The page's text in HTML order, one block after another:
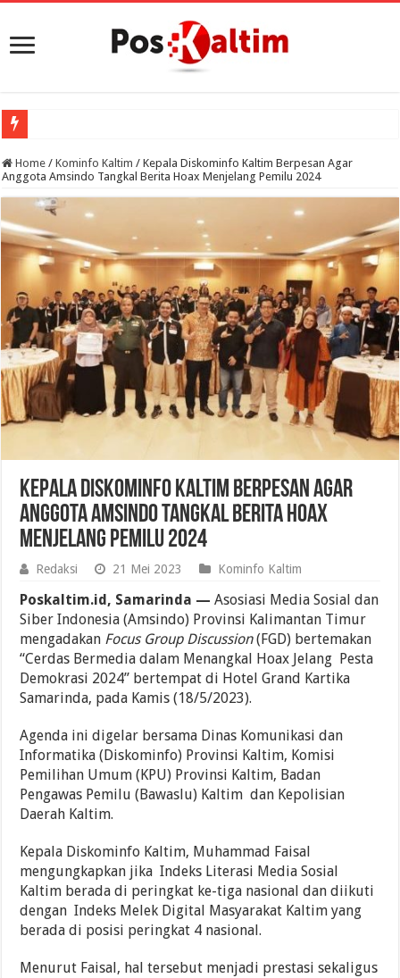
Home / Kominfo Kaltim / Kepala Diskominfo Kaltim Berpesan Agar
Anggota Amsindo Tangkal Berita Hoax Menjelang Pemilu 2024
Kepala Diskominfo Kaltim Berpesan Agar
Anggota Amsindo Tangkal Berita Hoax
Menjelang Pemilu 2024
Redaksi 21 Mei 2023 Kominfo Kaltim
Poskaltim.id, Samarinda — Asosiasi Media Sosial dan
Siber Indonesia (Amsindo) Provinsi Kalimantan Timur
mengadakan Focus Group Discussion(FGD) bertemakan
“Cerdas Bermedia dalam Menangkal Hoax Jelang Pesta
Demokrasi 2024” bertempat di Hotel Grand Kartika
Samarinda, pada Kamis (18/5/2023).
Agenda ini digelar bersama Dinas Komunikasi dan
Informatika (Diskominfo) Provinsi Kaltim, Komisi
Pemilihan Umum (KPU) Provinsi Kaltim, Badan
Pengawas Pemilu (Bawaslu) Kaltim dan Kepolisian
Daerah Kaltim.
Kepala Diskominfo Kaltim, Muhammad Faisal
mengungkapkan jika Indeks Literasi Media Sosial
Kaltim berada di peringkat ke-tiga nasional dan diikuti
dengan Indeks Melek Digital Masyarakat Kaltim yang
berada di posisi peringkat 4 nasional.
Menurut Faisal, hal tersebut menjadi prestasi sekaligus